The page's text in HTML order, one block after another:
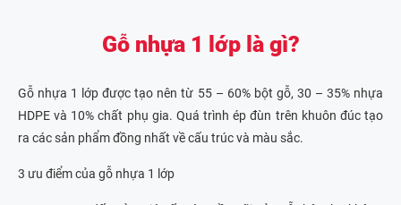
Gỗ nhựa 1 lớp là gì?
Gỗ nhựa 1 lớp được tạo nên từ 55 – 60% bột gỗ, 30 – 35% nhựa
HDPE và 10% chất phụ gia. Quá trình ép đùn trên khuôn đúc tạo
ra các sản phẩm đồng nhất về cấu trúc và màu sắc.
3 ưu điểm của gỗ nhựa 1 lớp